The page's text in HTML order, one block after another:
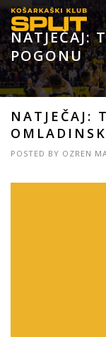
NATJEČAJ:
POGONU
NATJEČAJ:
POSTED BY OZREN